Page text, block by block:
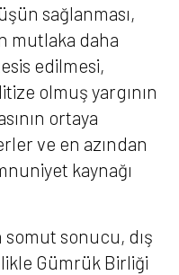
sağlanması,
mutlaka daha
edilmesi,
olmuş yargının
ortaya
ve en azından
kaynağı
sonucu, dış
Gümrük Birliği